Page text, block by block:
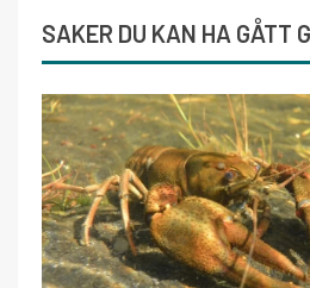
SAKER DU KAN HA GÅTT